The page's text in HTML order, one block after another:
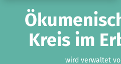
Kreis im
wird verwaltet